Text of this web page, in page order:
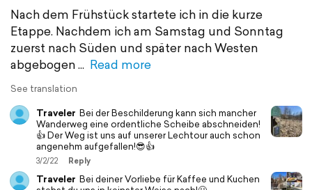
Nach dem Frühstück startete ich in die kurze
Etappe. Nachdem ich am Samstag und Sonntag
zuerst nach Süden und später nach Westen
abgebogen
Read more
See translation
Traveler Bei der Beschilderung kann sich mancher
Wanderweg eine ordentliche Scheibe abschneiden!
👍 Der Weg ist uns auf unserer Lechtour auch schon
angenehm aufgefallen!😎👍
3/2/22 Reply
Traveler Bei deiner Vorliebe für Kaffee und Kuchen